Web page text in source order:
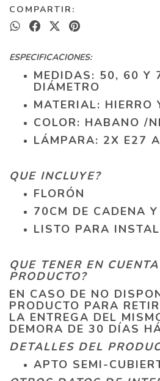
COMPARTIR:
ESPECIFICACIONES:
MEDIDAS: 50, 60 Y
DIÁMETRO
MATERIAL: HIERRO
COLOR: HABANO /
LÁMPARA: 2X E27
QUE INCLUYE?
FLORÓN
70CM DE CADENA
LISTO PARA
QUE TENER EN
PRODUCTO?
EN CASO DE NO
PRODUCTO PARA
LA ENTREGA DEL
DEMORA DE 30 DÍAS
DETALLES DEL
APTO SEMI-